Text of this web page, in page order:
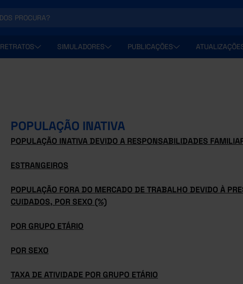
RETRATOS SIMULADORES PUBLICAÇÕES
POPULAÇÃO INATIVA
POPULAÇÃO INATIVA DEVIDO A RESPONSABILIDADES
ESTRANGEIROS
POPULAÇÃO FORA DO MERCADO DE TRABALHO DEVIDO À
CUIDADOS, POR SEXO (%)
POR GRUPO ETÁRIO
POR SEXO
TAXA DE ATIVIDADE POR GRUPO ETÁRIO